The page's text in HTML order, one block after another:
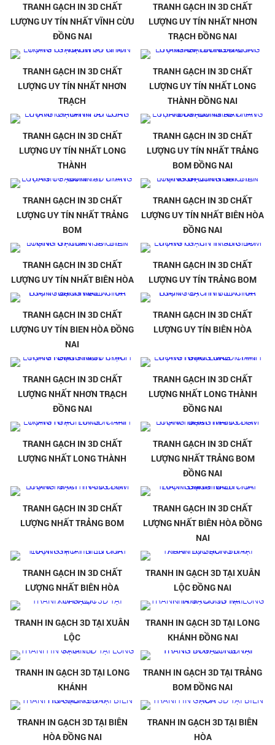
TRANH GẠCH IN 3D CHẤT
LƯỢNG UY TÍN NHẤT VĨNH CỪU
ĐỒNG NAI
TRANH GẠCH IN 3D CHẤT
LƯỢNG UY TÍN NHẤT NHƠN
TRẠCH ĐỒNG NAI
TRANH GẠCH IN 3D CHẤT
LƯỢNG UY TÍN NHẤT NHƠN
TRẠCH
TRANH GẠCH IN 3D CHẤT
LƯỢNG UY TÍN NHẤT LONG
THÀNH ĐỒNG NAI
TRANH GẠCH IN 3D CHẤT
LƯỢNG UY TÍN NHẤT LONG
THÀNH
TRANH GẠCH IN 3D CHẤT
LƯỢNG UY TÍN NHẤT TRẢNG
BOM ĐỒNG NAI
TRANH GẠCH IN 3D CHẤT
LƯỢNG UY TÍN NHẤT TRẢNG
BOM
TRANH GẠCH IN 3D CHẤT
LƯỢNG UY TÍN NHẤT BIÊN HÒA
ĐỒNG NAI
TRANH GẠCH IN 3D CHẤT
LƯỢNG UY TÍN NHẤT BIÊN HÒA
TRANH GẠCH IN 3D CHẤT
LƯỢNG UY TÍN TRẢNG BOM
TRANH GẠCH IN 3D CHẤT
LƯỢNG UY TÍN BIEN HÒA ĐỒNG
NAI
TRANH GẠCH IN 3D CHẤT
LƯỢNG UY TÍN BIÊN HÒA
TRANH GẠCH IN 3D CHẤT
LƯỢNG NHẤT NHƠN TRẠCH
ĐỒNG NAI
TRANH GẠCH IN 3D CHẤT
LƯỢNG NHẤT LONG THÀNH
ĐỒNG NAI
TRANH GẠCH IN 3D CHẤT
LƯỢNG NHẤT LONG THÀNH
TRANH GẠCH IN 3D CHẤT
LƯỢNG NHẤT TRẢNG BOM
ĐỒNG NAI
TRANH GẠCH IN 3D CHẤT
LƯỢNG NHẤT TRẢNG BOM
TRANH GẠCH IN 3D CHẤT
LƯỢNG NHẤT BIÊN HÒA ĐỒNG
NAI
TRANH GẠCH IN 3D CHẤT
LƯỢNG NHẤT BIÊN HÒA
TRANH IN GẠCH 3D TẠI XUÂN
LỘC ĐỒNG NAI
TRANH IN GẠCH 3D TẠI XUÂN
LỘC
TRANH IN GẠCH 3D TẠI LONG
KHÁNH ĐỒNG NAI
TRANH IN GẠCH 3D TẠI LONG
KHÁNH
TRANH IN GẠCH 3D TẠI TRẢNG
BOM ĐỒNG NAI
TRANH IN GẠCH 3D TẠI BIÊN
HÒA ĐỒNG NAI
TRANH IN GẠCH 3D TẠI BIÊN
HÒA